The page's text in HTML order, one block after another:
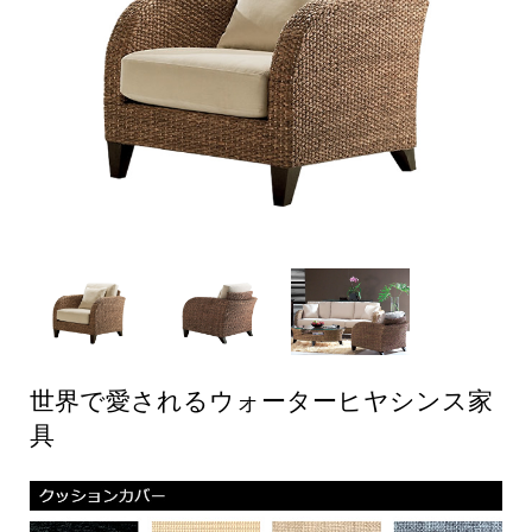
世界で愛されるウォーターヒヤシンス家
具